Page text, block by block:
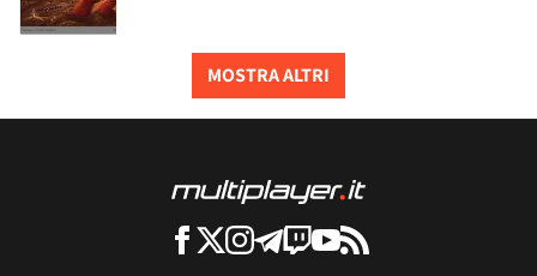
MOSTRA ALTRI